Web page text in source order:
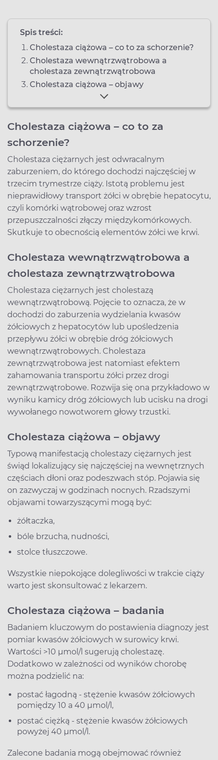
Spis treści:
Cholestaza ciążowa – co to za schorzenie?
Cholestaza wewnątrzwątrobowa a
cholestaza zewnątrzwątrobowa
Cholestaza ciążowa – objawy
Cholestaza ciążowa – co to za
schorzenie?
Cholestaza ciężarnych jest odwracalnym
zaburzeniem, do którego dochodzi najczęściej w
trzecim trymestrze ciąży. Istotą problemu jest
nieprawidłowy transport żółci w obrębie hepatocytu,
czyli komórki wątrobowej oraz wzrost
przepuszczalności złączy międzykomórkowych.
Skutkuje to obecnością elementów żółci we krwi.
Cholestaza wewnątrzwątrobowa a
cholestaza zewnątrzwątrobowa
Cholestaza ciężarnych jest cholestazą
wewnątrzwątrobową. Pojęcie to oznacza, że w
dochodzi do zaburzenia wydzielania kwasów
żółciowych z hepatocytów lub upośledzenia
przepływu żółci w obrębie dróg żółciowych
wewnątrzwątrobowych. Cholestaza
zewnątrzwątrobowa jest natomiast efektem
zahamowania transportu żółci przez drogi
zewnątrzwątrobowe. Rozwija się ona przykładowo w
wyniku kamicy dróg żółciowych lub ucisku na drogi
wywołanego nowotworem głowy trzustki.
Cholestaza ciążowa – objawy
Typową manifestacją cholestazy ciężarnych jest
świąd lokalizujący się najczęściej na wewnętrznych
częściach dłoni oraz podeszwach stóp. Pojawia się
on zazwyczaj w godzinach nocnych. Rzadszymi
objawami towarzyszącymi mogą być:
żółtaczka,
bóle brzucha, nudności,
stolce tłuszczowe.
Wszystkie niepokojące dolegliwości w trakcie ciąży
warto jest skonsultować z lekarzem.
Cholestaza ciążowa – badania
Badaniem kluczowym do postawienia diagnozy jest
pomiar kwasów żółciowych w surowicy krwi.
Wartości >10 µmol/l sugerują cholestazę.
Dodatkowo w zależności od wyników chorobę
można podzielić na:
postać łagodną - stężenie kwasów żółciowych
pomiędzy 10 a 40 µmol/l,
postać ciężką - stężenie kwasów żółciowych
powyżej 40 µmol/l.
Zalecone badania mogą obejmować również